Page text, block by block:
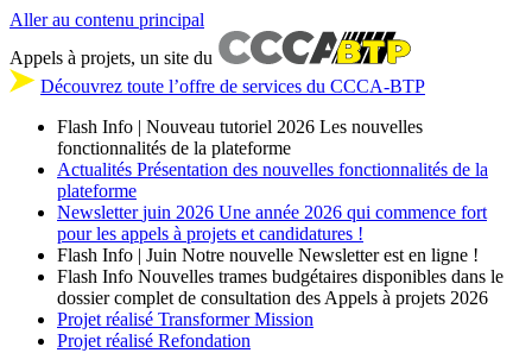
Aller au contenu principal
Appels à projets, un site du
Découvrez toute l’offre de services du CCCA-BTP
Flash Info | Nouveau tutoriel 2026 Les nouvelles
fonctionnalités de la plateforme
Actualités Présentation des nouvelles fonctionnalités de la
plateforme
Newsletter juin 2026 Une année 2026 qui commence fort
pour les appels à projets et candidatures !
Flash Info | Juin Notre nouvelle Newsletter est en ligne !
Flash Info Nouvelles trames budgétaires disponibles dans le
dossier complet de consultation des Appels à projets 2026
Projet réalisé Transformer Mission
Projet réalisé Refondation